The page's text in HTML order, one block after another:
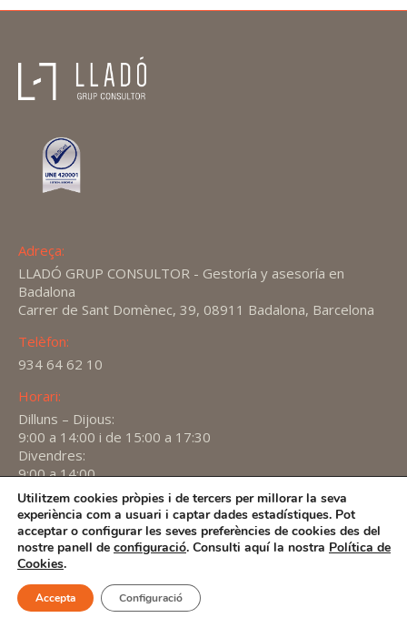
Adreça:
LLADÓ GRUP CONSULTOR - Gestoría y asesoría en
Badalona
Carrer de Sant Domènec, 39, 08911 Badalona, Barcelona
Telèfon:
934 64 62 10
Horari:
Dilluns – Dijous:
9:00 a 14:00 i de 15:00 a 17:30
Divendres:
9:00 a 14:00
Find us on:
X
page
opens
in
new
YouTube
page
opens
in
new
Linkedin
page
in
new
2026 - Política de privacitat
Utilitzem cookies pròpies i de tercers per millorar la seva
experiència com a usuari i captar dades estadístiques. Pot
acceptar o configurar les seves preferències de cookies des del
nostre panell de configuració. Consulti aquí la nostra Política de
Cookies.
Accepta Configuració